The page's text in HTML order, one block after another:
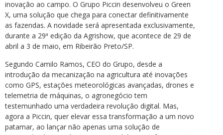
inovação ao campo. O Grupo Piccin desenvolveu o Green
X, uma solução que chega para conectar definitivamente
as fazendas. A novidade será apresentada exclusivamente,
durante a 29ª edição da Agrishow, que acontece de 29 de
abril a 3 de maio, em Ribeirão Preto/SP.
Segundo Camilo Ramos, CEO do Grupo, desde a
introdução da mecanização na agricultura até inovações
como GPS, estações meteorológicas avançadas, drones e
telemetria de máquinas, o agronegócio tem
testemunhado uma verdadeira revolução digital. Mas,
agora a Piccin, quer elevar essa transformação a um novo
patamar, ao lançar não apenas uma solução de